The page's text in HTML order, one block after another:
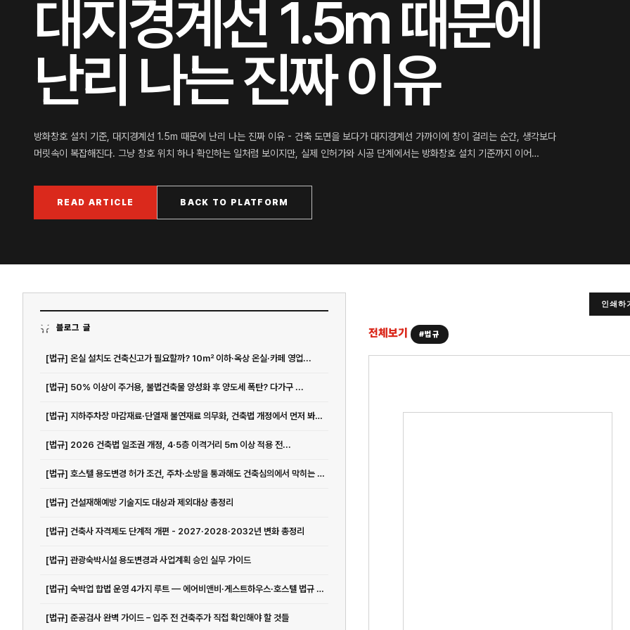
대지경계선 1.5m 때문에
난리 나는 진짜 이유
방화창호 설치 기준, 대지경계선 1.5m 때문에 난리 나는 진짜 이유 - 건축 도면을 보다가 대지경계선 가까이에 창이 걸리는 순간, 생각보다
머릿속이 복잡해진다. 그냥 창호 위치 하나 확인하는 일처럼 보이지만, 실제 인허가와 시공 단계에서는 방화창호 설치 기준까지 이어…
READ ARTICLE BACK TO PLATFORM
블로그 글
[법규] 온실 설치도 건축신고가 필요할까? 10㎡ 이하·옥상 온실·카페 영업...
[법규] 50% 이상이 주거용, 불법건축물 양성화 후 양도세 폭탄? 다가구 ...
[법규] 지하주차장 마감재료·단열재 불연재료 의무화, 건축법 개정에서 먼저 봐야 할 것
[법규] 2026 건축법 일조권 개정, 4·5층 이격거리 5m 이상 적용 전...
[법규] 호스텔 용도변경 허가 조건, 주차·소방을 통과해도 건축심의에서 막히는 이유
[법규] 건설재해예방 기술지도 대상과 제외대상 총정리
[법규] 건축사 자격제도 단계적 개편 - 2027·2028·2032년 변화 총정리
[법규] 관광숙박시설 용도변경과 사업계획 승인 실무 가이드
[법규] 숙박업 합법 운영 4가지 루트 — 에어비앤비·게스트하우스·호스텔 법규 완전 정리
[법규] 준공검사 완벽 가이드 – 입주 전 건축주가 직접 확인해야 할 것들
인쇄하
전체보기 #법규